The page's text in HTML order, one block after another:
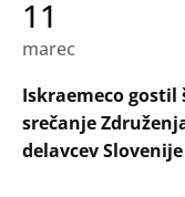
Search
11
marec
Iskraemeco
srečanje
delavcev Slovenije